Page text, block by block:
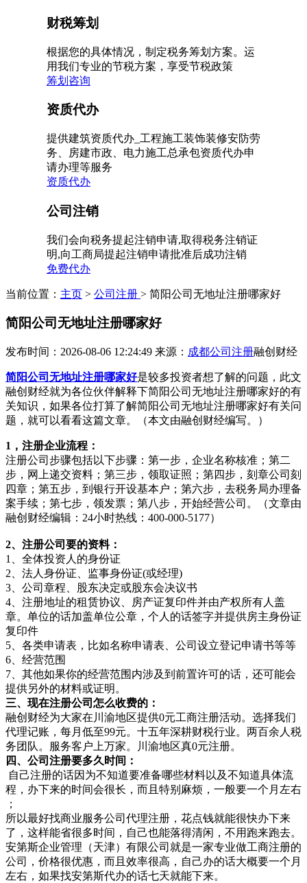
财税筹划
根据您的具体情况，制定税务筹划方案。运
用我们专业的节税方案，享受节税政策
筹划咨询
资质代办
提供建筑资质代办_工程施工装饰装修安防劳
务、房建市政、电力施工总承包资质代办申
请办理等服务
资质代办
公司注销
我们会向税务提起注销申请,取得税务注销证
明,向工商局提起注销申请批准后成功注销
免费代办
当前位置： 主页 > 公司注册 > 简阳公司无地址注册哪家好
简阳公司无地址注册哪家好
发布时间：2026-08-06 12:24:49 来源： 成都公司注册融创财经
简阳公司无地址注册哪家好是较多投资者想了解的问题，此文
融创财经就为各位伙伴解释下简阳公司无地址注册哪家好的有
关知识，如果各位打算了解简阳公司无地址注册哪家好有关问
题，就可以看看这篇文章。（本文由融创财经编写。）
1，注册企业流程：
注册公司步骤包括以下步骤：第一步，企业名称核准；第二
步，网上递交资料；第三步，领取证照；第四步，刻章公司刻
四章；第五步，到银行开设基本户；第六步，去税务局办理备
案手续；第七步，领发票；第八步，开始经营公司。（文章由
融创财经编辑：24小时热线：400-000-5177）
2、注册公司要的资料：
1、全体投资人的身份证
2、法人身份证、监事身份证(或经理)
3、公司章程、股东决定或股东会决议书
4、注册地址的租赁协议、房产证复印件并由产权所有人盖
章。单位的话加盖单位公章，个人的话签字并提供房主身份证
复印件
5、各类申请表，比如名称申请表、公司设立登记申请书等等
6、经营范围
7、其他如果你的经营范围内涉及到前置许可的话，还可能会
提供另外的材料或证明。
三、现在注册公司怎么收费的：
融创财经为大家在川渝地区提供0元工商注册活动。选择我们
代理记账，每月低至99元。十五年深耕财税行业。两百余人税
务团队。服务客户上万家。川渝地区真0元注册。
四、公司注册要多久时间：
自己注册的话因为不知道要准备哪些材料以及不知道具体流
程，办下来的时间会很长，而且特别麻烦，一般要一个月左右
；
所以最好找商业服务公司代理注册，花点钱就能很快办下来
了，这样能省很多时间，自己也能落得清闲，不用跑来跑去。
安第斯企业管理（天津）有限公司就是一家专业做工商注册的
公司，价格很优惠，而且效率很高，自己办的话大概要一个月
左右，如果找安第斯代办的话七天就能下来。